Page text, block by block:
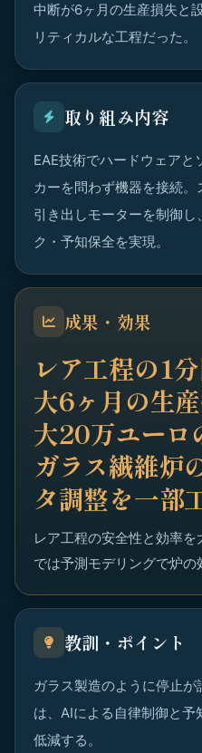
中断が6ヶ月の生産損失と
リティカルな工程だった。
取り組み内容
EAE技術でハードウェア
カーを問わず機器を接続
引き出しモーターを制御
ク・予知保全を実現。
成果・効果
レア工程の1
大6ヶ月の生
大20万ユーロ
ガラス繊維炉
タ調整を一部
レア工程の安全性と効率
では予測モデリングで炉の
教訓・ポイント
ガラス製造のように停止
は、AIによる自律制御と
低減する。